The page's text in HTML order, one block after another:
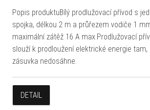
Popis produktuBílý prodlužovací přívod s
spojka, délkou 2 m a průřezem vodiče 1
maximální zátěž 16 A max.Prodlužovací
slouží k prodloužení elektrické energie tam,
zásuvka nedosáhne.
DETAIL